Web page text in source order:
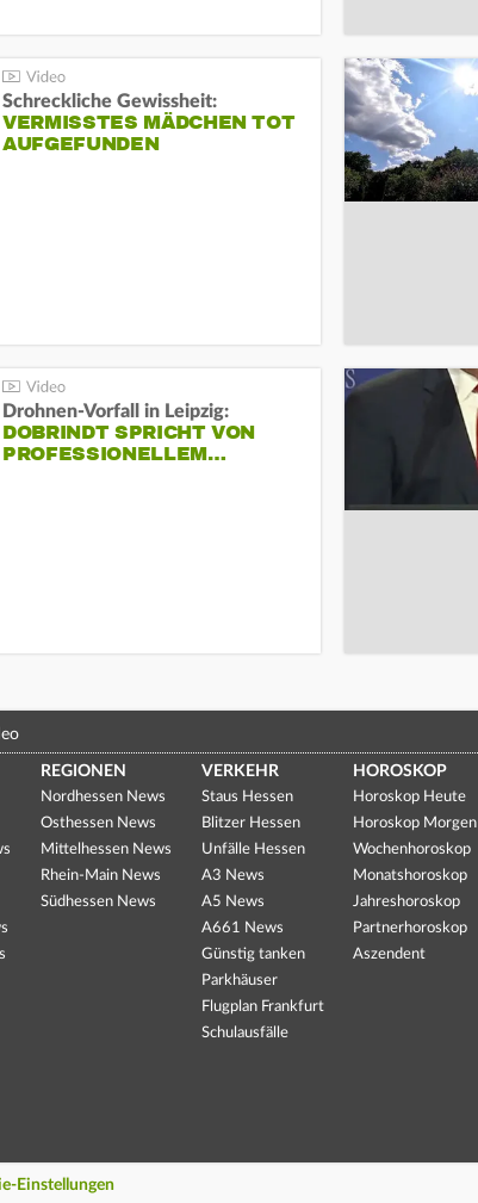
Schreckliche Gewissheit:
VERMISSTES MÄDCHEN TOT
AUFGEFUNDEN
Drohnen-Vorfall in Leipzig:
DOBRINDT SPRICHT VON
PROFESSIONELLEM…
REGIONEN
Nordhessen News
Osthessen News
Mittelhessen News
Rhein-Main News
Südhessen News
VERKEHR
Staus Hessen
Blitzer Hessen
Unfälle Hessen
A3 News
A5 News
A661 News
Günstig tanken
Parkhäuser
Flugplan Frankfurt
Schulausfälle
HOROSKOP
Horoskop Heute
Horoskop Morgen
Wochenhoroskop
Monatshoroskop
Jahreshoroskop
Partnerhoroskop
Aszendent
Einstellungen